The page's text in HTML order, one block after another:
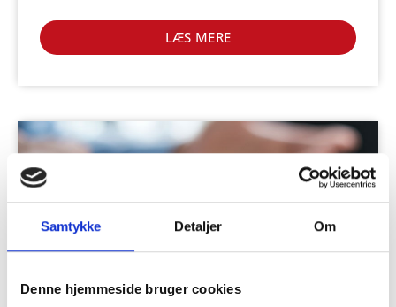
Samtykke Detaljer Om
Denne hjemmeside bruger cookies
LÆS MERE